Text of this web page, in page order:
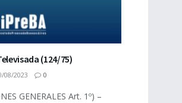
(124/75)
08/2023 0
GENERALES Art. 1º) –